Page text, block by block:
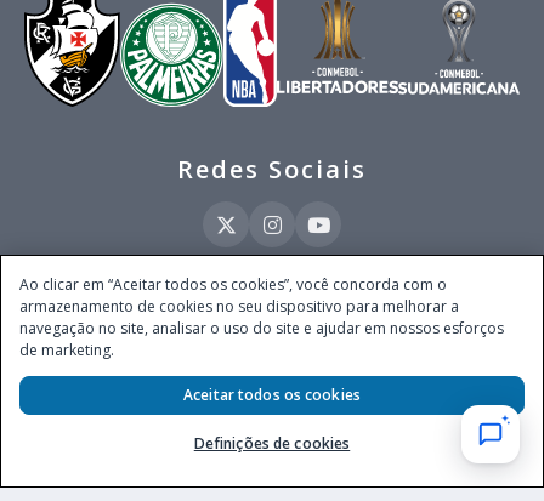
Redes Sociais
Este site é operado pela Ventmear Brasil LTDA (CNPJ 52.868.380/0001-84), com
endereço na Avenida Brigadeiro Faria Lima, nº 4.055, 3º andar, Itaim Bibi, no
Município de São Paulo, Estado de São Paulo, CEP 04538-133, Brasil - empresa
autorizada a operar apostas de quota fixa em todo território nacional pela
Secretaria de Prêmios e Apostas do Ministério da Fazenda, conforme Portaria nº
247, de 07.02.2025, publicada no DOU em 11.2.2025.
Ao clicar em “Aceitar todos os cookies”, você concorda com o
armazenamento de cookies no seu dispositivo para melhorar a
navegação no site, analisar o uso do site e ajudar em nossos esforços
de marketing.
Definições de cookies
Aceitar todos os cookies